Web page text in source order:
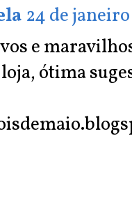
24 de janeiro
e
ótima